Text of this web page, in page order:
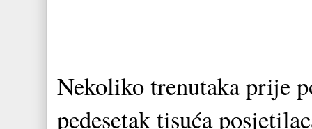
Nekoliko trenutaka prije
pedesetak tisuća